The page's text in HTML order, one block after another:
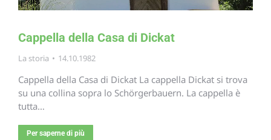
Cappella della Casa di Dickat
La storia 14.10.1982
Cappella della Casa di Dickat La cappella Dickat si trova
su una collina sopra lo Schörgerbauern. La cappella è
tutta…
Per saperne di più